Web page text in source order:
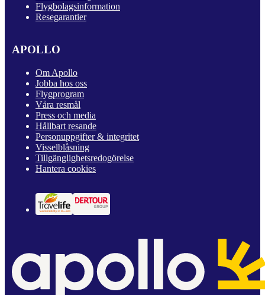
Flygbolagsinformation
Resegarantier
APOLLO
Om Apollo
Jobba hos oss
Flygprogram
Våra resmål
Press och media
Hållbart resande
Personuppgifter & integritet
Visselblåsning
Tillgänglighetsredogörelse
Hantera cookies